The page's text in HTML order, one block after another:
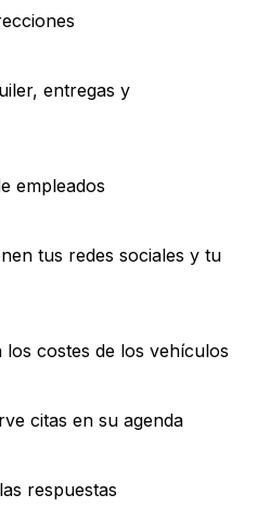
entregas y
empleados
tus redes sociales y tu
costes de los vehículos
citas en su agenda
respuestas